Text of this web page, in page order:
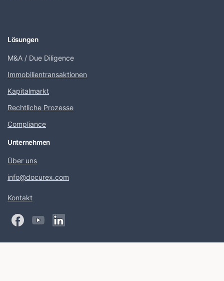
Lösungen
M&A / Due Diligence
Immobilientransaktionen
Kapitalmarkt
Rechtliche Prozesse
Compliance
Unternehmen
Über uns
info@docurex.com
Kontakt